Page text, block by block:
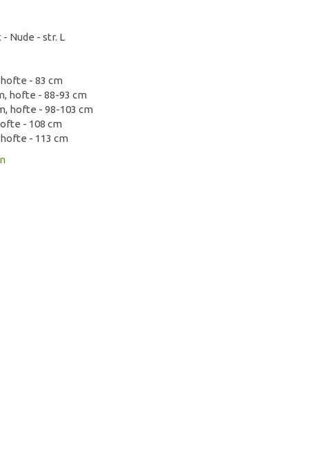
Nude - str. L
hofte - 83 cm
hofte - 88-93 cm
hofte - 98-103 cm
- 108 cm
- 113 cm